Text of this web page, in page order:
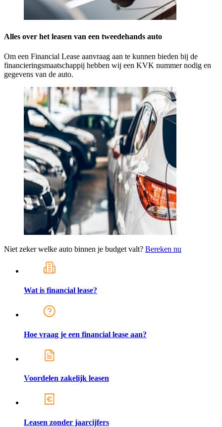
Alles over het leasen van een tweedehands auto
Om een Financial Lease aanvraag aan te kunnen bieden bij de
financieringsmaatschappij hebben wij een KVK nummer nodig en
gegevens van de auto.
Niet zeker welke auto binnen je budget valt? Bereken nu
Wat is financial lease?
Hoe vraag je een financial lease aan?
Voordelen zakelijk leasen
Leasen zonder jaarcijfers